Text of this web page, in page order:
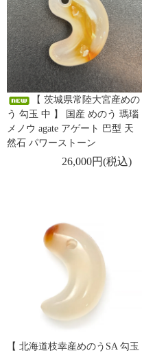
【 茨城県常陸大宮産めの
う 勾玉 中 】 国産 めのう 瑪瑙
メノウ agate アゲート 巴型 天
然石 パワーストーン
26,000円(税込)
【 北海道枝幸産めのうSA 勾玉